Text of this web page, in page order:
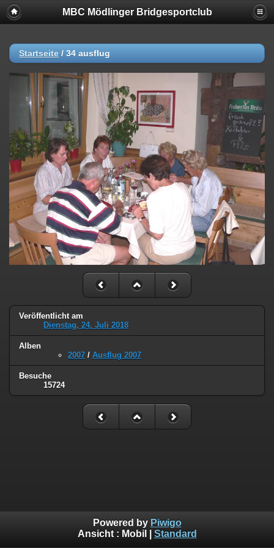
MBC Mödlinger Bridgesportclub
Startseite / 34 ausflug
Veröffentlicht am
Dienstag, 24. Juli 2018
Alben
2007 / Ausflug 2007
Besuche
15724
Powered by Piwigo
Ansicht : Mobil Standard